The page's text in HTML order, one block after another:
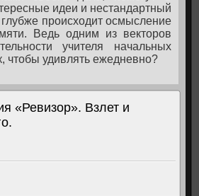
идеи и нестандартный
происходит осмысление
Ведь одним из векторов
учителя начальных
чтобы удивлять ежедневно?
«Ревизор». Взлет и